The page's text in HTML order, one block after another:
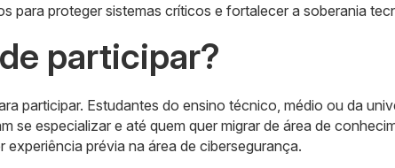
para proteger sistemas críticos e fortalecer a soberania
participar?
participar. Estudantes do ensino técnico, médio ou da
se especializar e até quem quer migrar de área de
experiência prévia na área de cibersegurança.